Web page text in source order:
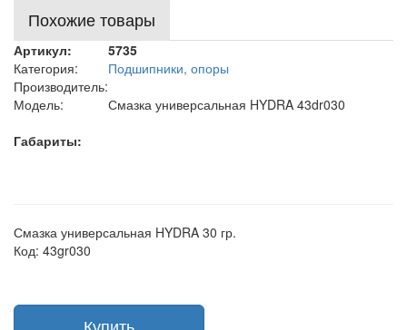
Похожие товары
Артикул:
5735
Категория:
Подшипники, опоры
Производитель:
Модель:
Смазка универсальная HYDRA 43dr030
Габариты:
Смазка универсальная HYDRA 30 гр.
Код: 43gr030